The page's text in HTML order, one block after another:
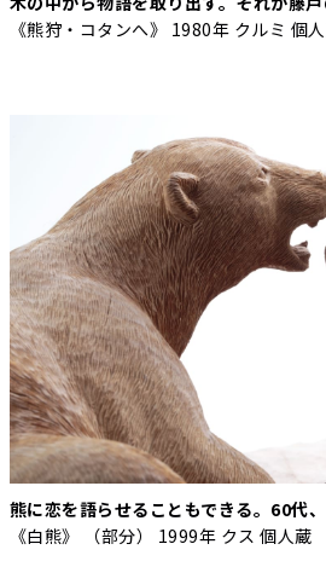
《熊狩・コタンへ》 1980年 クルミ 個
熊に恋を語らせることもできる。60代、
《白熊》 （部分） 1999年 クス 個人蔵